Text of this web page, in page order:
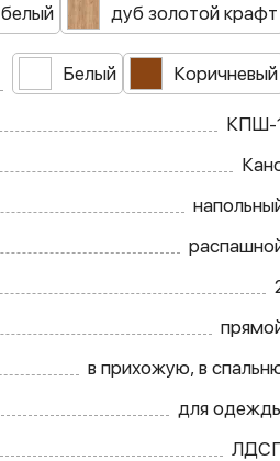
белый дуб золотой крафт
Белый Коричневый
КПШ-
в прихожую, в
для